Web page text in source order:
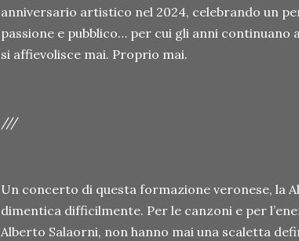
anniversario artistico nel 2024, celebrando un
passione e pubblico… per cui gli anni continuano
si affievolisce mai. Proprio mai.
///
Un concerto di questa formazione veronese, la
dimentica difficilmente. Per le canzoni e per
Alberto Salaorni, non hanno mai una scaletta